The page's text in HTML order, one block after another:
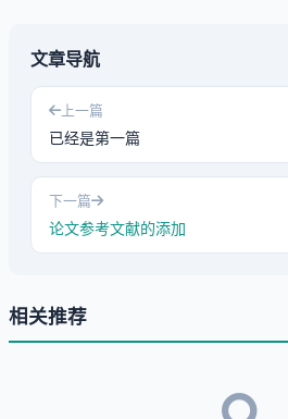
文章导航
上一篇
已经是第一篇
下一篇
论文参考文献的添加
相关推荐